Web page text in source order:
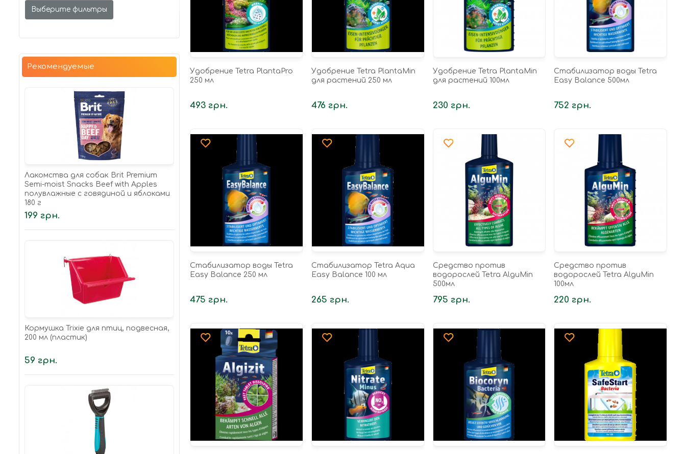
Выберите фильтры
Рекомендуемые
Лакомства для собак Brit Premium
Semi-moist Snacks Beef with Apples
полувлажные с говядиной и яблоками
180 г
199 грн.
Кормушка Trixie для птиц, подвесная,
200 мл (пластик)
59 грн.
Удобрение Tetra PlantaPro
250 мл
493 грн.
Удобрение Tetra PlantaMin
для растений 250 мл
476 грн.
Удобрение Tetra PlantaMin
для растений 100мл
230 грн.
Стабилизатор воды Tetra
Easy Balance 500мл
752 грн.
Стабилизатор воды Tetra
Easy Balance 250 мл
475 грн.
Стабилизатор Tetra Aqua
Easy Balance 100 мл
265 грн.
Средство против
водорослей Tetra AlguMin
500мл
795 грн.
Средство против
водорослей Tetra AlguMin
100мл
220 грн.